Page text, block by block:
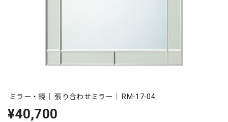
ミラー・鏡｜ 張り合わせミラー｜ RM-17-04
¥40,700